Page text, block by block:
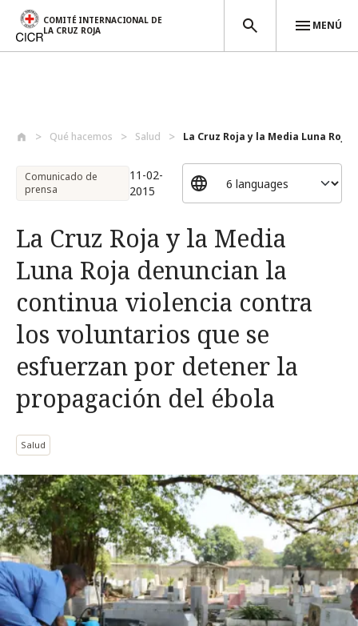
COMITÉ INTERNACIONAL DE
LA CRUZ ROJA
MENÚ
Qué hacemos Salud La Cruz Roja y la Media Luna Roja
Comunicado de
prensa
11-02-
2015
La Cruz Roja y la Media
Luna Roja denuncian la
continua violencia contra
los voluntarios que se
esfuerzan por detener la
propagación del ébola
Salud